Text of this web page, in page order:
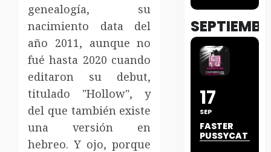
genealogía, su
nacimiento data del
año 2011, aunque no
fué hasta 2020 cuando
editaron su debut,
titulado "Hollow", y
del que también existe
una versión en
hebreo. Y ojo, porque
17
SEP
FASTER
PUSSYCAT